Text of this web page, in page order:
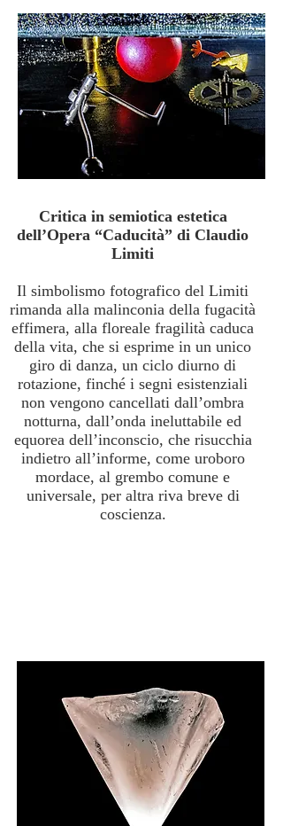
Critica in semiotica estetica
dell’Opera “Caducità” di Claudio
Limiti
Il simbolismo fotografico del Limiti
rimanda alla malinconia della fugacità
effimera, alla floreale fragilità caduca
della vita, che si esprime in un unico
giro di danza, un ciclo diurno di
rotazione, finché i segni esistenziali
non vengono cancellati dall’ombra
notturna, dall’onda ineluttabile ed
equorea dell’inconscio, che risucchia
indietro all’informe, come uroboro
mordace, al grembo comune e
universale, per altra riva breve di
coscienza.